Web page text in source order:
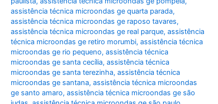
assistência técnica microondas ge quarta parada,
assistência técnica microondas ge raposo tavares,
assistência técnica microondas ge real parque,assistência
técnica microondas ge retiro morumbi,assistência técnica
microondas ge rio pequeno,assistência técnica
microondas ge santa cecília,assistência técnica
microondas ge santa terezinha,assistência técnica
microondas ge santana,assistência técnica microondas
ge santo amaro,assistência técnica microondas ge são